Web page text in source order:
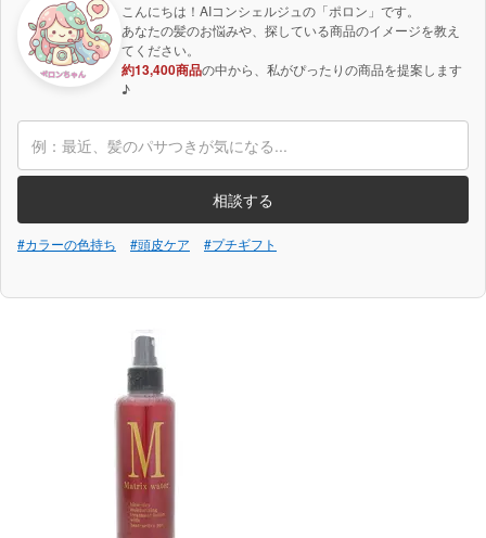
こんにちは！AIコンシェルジュの「ポロン」です。
あなたの髪のお悩みや、探している商品のイメージを教え
てください。
約13,400商品の中から、私がぴったりの商品を提案します
♪
相談する
#カラーの色持ち #頭皮ケア #プチギフト